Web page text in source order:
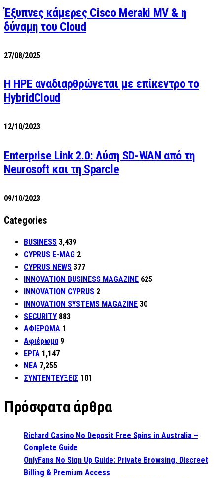
Έξυπνες κάμερες Cisco Meraki MV & η
δύναμη του Cloud
27/08/2025
H HPE αναδιαρθρώνεται με επίκεντρο το
HybridCloud
12/10/2023
Enterprise Link 2.0: Λύση SD-WAN από τη
Neurosoft και τη Sparcle
09/10/2023
Categories
BUSINESS 3,439
CYPRUS E-MAG 2
CYPRUS NEWS 377
INNOVATION BUSINESS MAGAZINE 625
INNOVATION CYPRUS 2
INNOVATION SYSTEMS MAGAZINE 30
SECURITY 883
ΑΦΙΕΡΩΜΑ 1
Αφιέρωμα 9
ΕΡΓΑ 1,147
ΝΕΑ 7,255
ΣΥΝΤΕΝΤΕΥΞΕΙΣ 101
Πρόσφατα άρθρα
Richard Casino No Deposit Free Spins in Australia –
Complete Guide
OnlyFans No Sign Up Guide: Private Browsing, Discreet
Billing & Premium Access